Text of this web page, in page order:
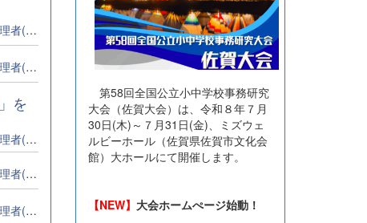
(全事研)
(全事研)
を
(全事研)
(全事研)
(全事研)
第58回全国公立小中学校事務研究
大会（佐賀大会）は、令和８年７月
30日(木)～７月31日(金)、ミズウェ
ルビーホール（佐賀県佐賀市文化会
館）大ホールにて開催します。
【NEW】 大会ホームぺージ始動！